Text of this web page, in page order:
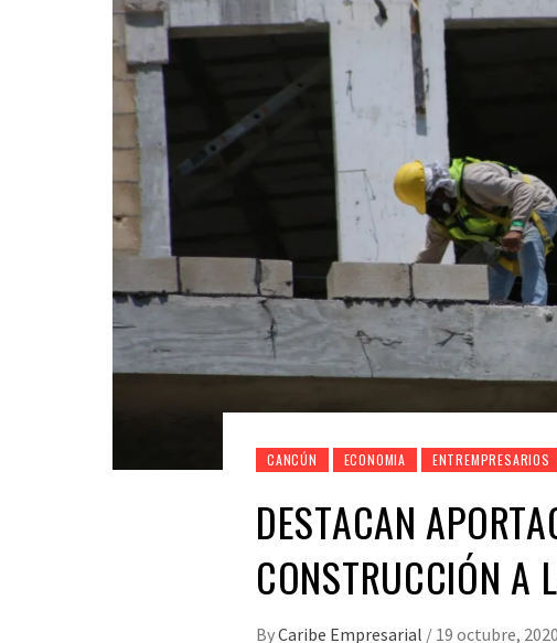
CANCÚN ECONOMIA ENTREMPRESARIOS
DESTACAN
CONSTRUCCIÓN A
ByCaribe Empresarial / 19 octubre, 2020